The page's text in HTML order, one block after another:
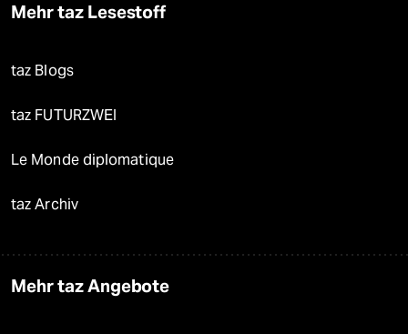
Mehr taz Lesestoff
taz Blogs
taz FUTURZWEI
Le Monde diplomatique
taz Archiv
Mehr taz Angebote